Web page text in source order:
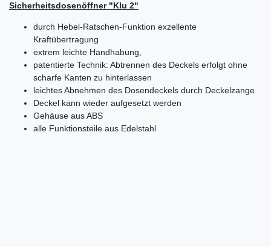
Sicherheitsdosenöffner "Klu 2"
durch Hebel-Ratschen-Funktion exzellente
Kraftübertragung
extrem leichte Handhabung,
patentierte Technik: Abtrennen des Deckels erfolgt ohne
scharfe Kanten zu hinterlassen
leichtes Abnehmen des Dosendeckels durch Deckelzange
Deckel kann wieder aufgesetzt werden
Gehäuse aus ABS
alle Funktionsteile aus Edelstahl